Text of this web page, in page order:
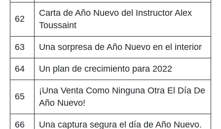
62
Carta de Año Nuevo del Instructor Alex
Toussaint
63 Una sorpresa de Año Nuevo en el interior
64 Un plan de crecimiento para 2022
65
¡Una Venta Como Ninguna Otra El Día De
Año Nuevo!
66 Una captura segura el día de Año Nuevo.